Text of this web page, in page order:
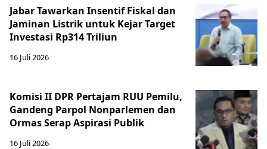
Jabar Tawarkan Insentif Fiskal dan
Jaminan Listrik untuk Kejar Target
Investasi Rp314 Triliun
16 Juli 2026
Komisi II DPR Pertajam RUU Pemilu,
Gandeng Parpol Nonparlemen dan
Ormas Serap Aspirasi Publik
16 Juli 2026